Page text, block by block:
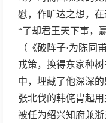
慰，作旷达之想，在
“了却君王天下事，
（《破阵子·为陈同
戎策，换得东家种
中，埋藏了他深深
张北伐的韩侂胄起
被任为绍兴知府兼